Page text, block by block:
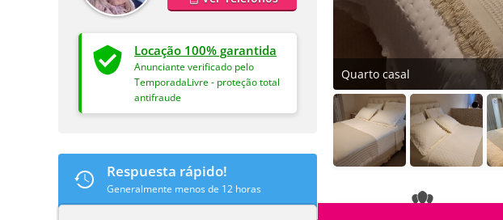
Locação 100% garantida
Anunciante verificado pelo
TemporadaLivre - proteção total
antifraude
Respuesta rápido!
Generalmente menos de 12 horas
Quarto casal